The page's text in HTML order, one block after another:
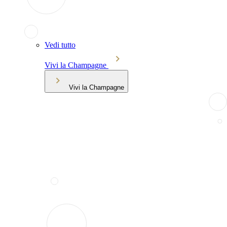
Vedi tutto
Vivi la Champagne
Vivi la Champagne